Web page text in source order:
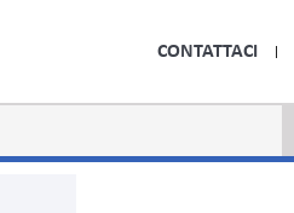
CONTATTACI